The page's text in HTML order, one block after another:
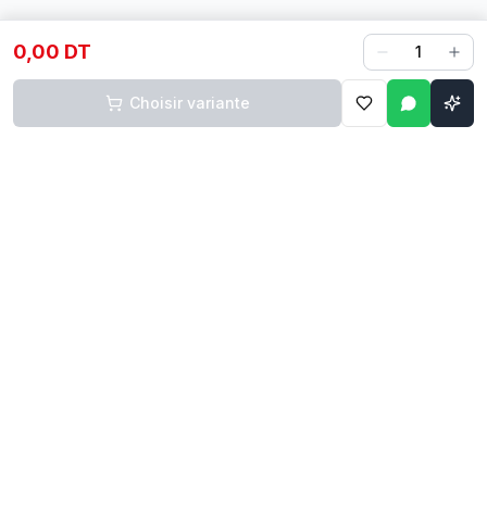
0,00 DT 1
Choisir variante